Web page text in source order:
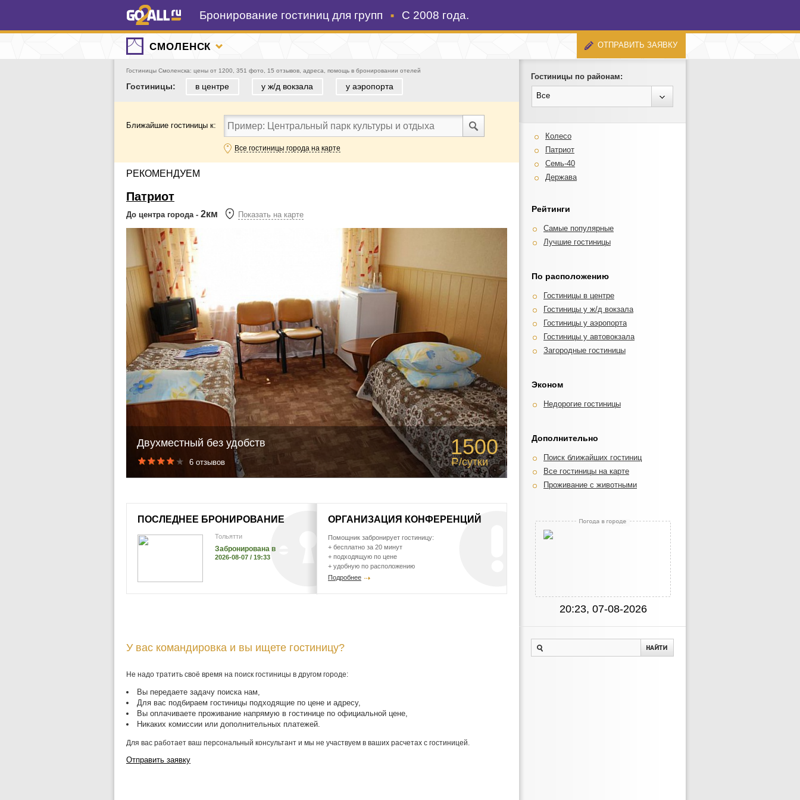
Бронирование гостиниц для групп С 2008 года.
СМОЛЕНСК ОТПРАВИТЬ ЗАЯВКУ
Гостиницы Смоленска: цены от 1200, 351 фото, 15 отзывов, адреса, помощь в бронировании отелей
Гостиницы: в центре у ж/д вокзала у аэропорта
Ближайшие гостиницы к:
Все гостиницы города на карте
РЕКОМЕНДУЕМ
Патриот
До центра города - 2км Показать на карте
1500
Р/сутки
Двухместный без удобств
6 отзывов
ПОСЛЕДНЕЕ БРОНИРОВАНИЕ
Тольятти
Забронирована в
2026-08-07 / 19:33
ОРГАНИЗАЦИЯ КОНФЕРЕНЦИЙ
Помощник забронирует гостиницу:
+ бесплатно за 20 минут
+ подходящую по цене
+ удобную по расположению
Подробнее
У вас командировка и вы ищете гостиницу?
Не надо тратить своё время на поиск гостиницы в другом городе:
Вы передаете задачу поиска нам,
Для вас подбираем гостиницы подходящие по цене и адресу,
Вы оплачиваете проживание напрямую в гостинице по официальной цене,
Никаких комиссии или дополнительных платежей.
Для вас работает ваш персональный консультант и мы не участвуем в ваших расчетах с гостиницей.
Отправить заявку
Гостиницы по районам:
Все
Колесо
Патриот
Семь-40
Держава
Рейтинги
Самые популярные
Лучшие гостиницы
По расположению
Гостиницы в центре
Гостиницы у ж/д вокзала
Гостиницы у аэропорта
Гостиницы у автовокзала
Загородные гостиницы
Эконом
Недорогие гостиницы
Дополнительно
Поиск ближайших гостиниц
Все гостиницы на карте
Проживание с животными
20:23, 07-08-2026